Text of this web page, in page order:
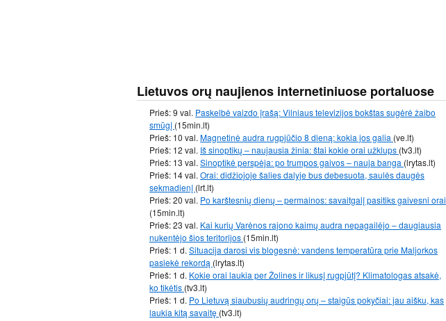
Lietuvos orų naujienos internetiniuose portaluose
Prieš: 9 val. Paskelbė vaizdo įrašą: Vilniaus televizijos bokštas sugėrė žaibo
smūgį (15min.lt)
Prieš: 10 val. Magnetinė audra rugpjūčio 8 dieną: kokia jos galia (ve.lt)
Prieš: 12 val. Iš sinoptikų – naujausia žinia: štai kokie orai užklups (tv3.lt)
Prieš: 13 val. Sinoptikė perspėja: po trumpos gaivos – nauja banga (lrytas.lt)
Prieš: 14 val. Orai: didžiojoje šalies dalyje bus debesuota, saulės daugės
sekmadienį (lrt.lt)
Prieš: 20 val. Po karštesnių dienų – permainos: savaitgalį pasitiks gaivesni orai
(15min.lt)
Prieš: 23 val. Kai kurių Varėnos rajono kaimų audra nepagailėjo – daugiausia
nukentėjo šios teritorijos (15min.lt)
Prieš: 1 d. Situacija darosi vis blogesnė: vandens temperatūra prie Maljorkos
pasiekė rekordą (lrytas.lt)
Prieš: 1 d. Kokie orai laukia per Žolines ir likusį rugpjūtį? Klimatologas atsakė,
ko tikėtis (tv3.lt)
Prieš: 1 d. Po Lietuvą siaubusių audringų orų – staigūs pokyčiai: jau aišku, kas
laukia kitą savaitę (tv3.lt)